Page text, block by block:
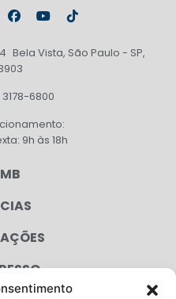
Bela Vista, São Paulo - SP,
3178-6800
9h às 18h